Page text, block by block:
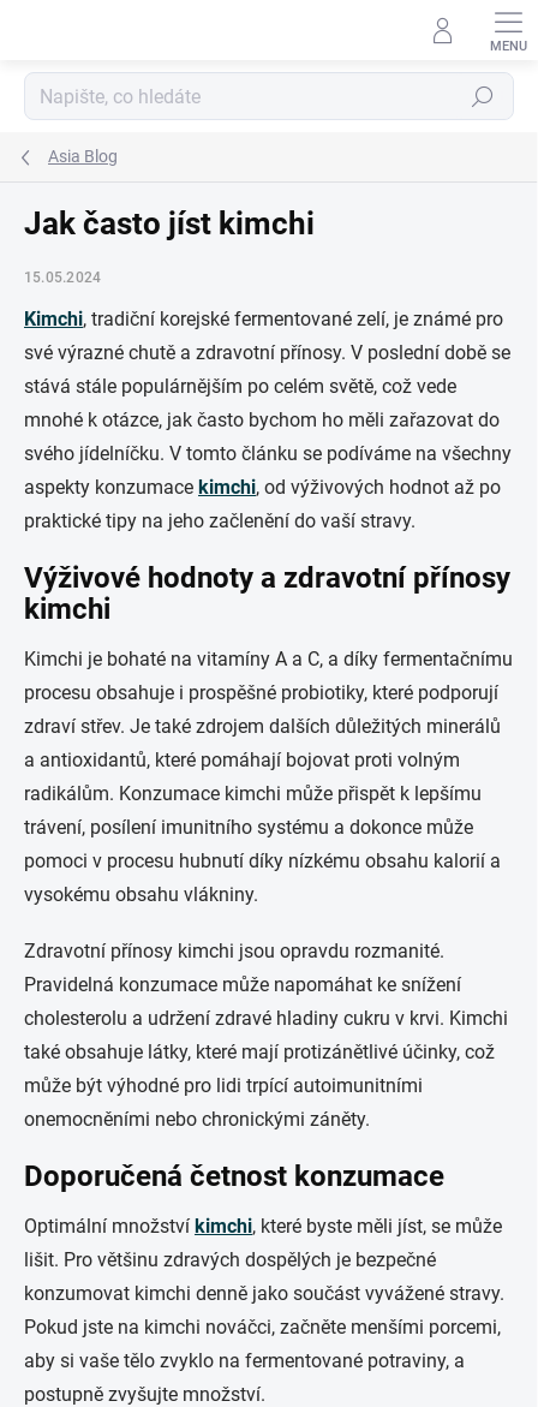
Hledat
Asia Blog
Jak často jíst kimchi
15.05.2024
Kimchi, tradiční korejské fermentované zelí, je známé pro
své výrazné chutě a zdravotní přínosy. V poslední době se
stává stále populárnějším po celém světě, což vede
mnohé k otázce, jak často bychom ho měli zařazovat do
svého jídelníčku. V tomto článku se podíváme na všechny
aspekty konzumace kimchi, od výživových hodnot až po
praktické tipy na jeho začlenění do vaší stravy.
Výživové hodnoty a zdravotní přínosy
kimchi
Kimchi je bohaté na vitamíny A a C, a díky fermentačnímu
procesu obsahuje i prospěšné probiotiky, které podporují
zdraví střev. Je také zdrojem dalších důležitých minerálů
a antioxidantů, které pomáhají bojovat proti volným
radikálům. Konzumace kimchi může přispět k lepšímu
trávení, posílení imunitního systému a dokonce může
pomoci v procesu hubnutí díky nízkému obsahu kalorií a
vysokému obsahu vlákniny.
Zdravotní přínosy kimchi jsou opravdu rozmanité.
Pravidelná konzumace může napomáhat ke snížení
cholesterolu a udržení zdravé hladiny cukru v krvi. Kimchi
také obsahuje látky, které mají protizánětlivé účinky, což
může být výhodné pro lidi trpící autoimunitními
onemocněními nebo chronickými záněty.
Doporučená četnost konzumace
Optimální množství kimchi, které byste měli jíst, se může
lišit. Pro většinu zdravých dospělých je bezpečné
konzumovat kimchi denně jako součást vyvážené stravy.
Pokud jste na kimchi nováčci, začněte menšími porcemi,
aby si vaše tělo zvyklo na fermentované potraviny, a
postupně zvyšujte množství.